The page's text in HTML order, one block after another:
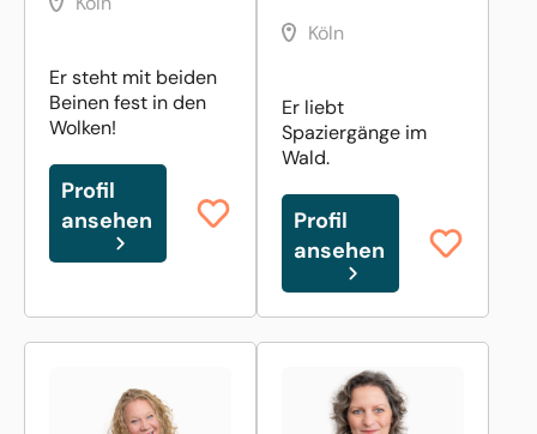
Er steht mit beiden
Beinen fest in den
Wolken!
Profil
ansehen
Köln
Er liebt
Spaziergänge im
Wald.
Profil
ansehen